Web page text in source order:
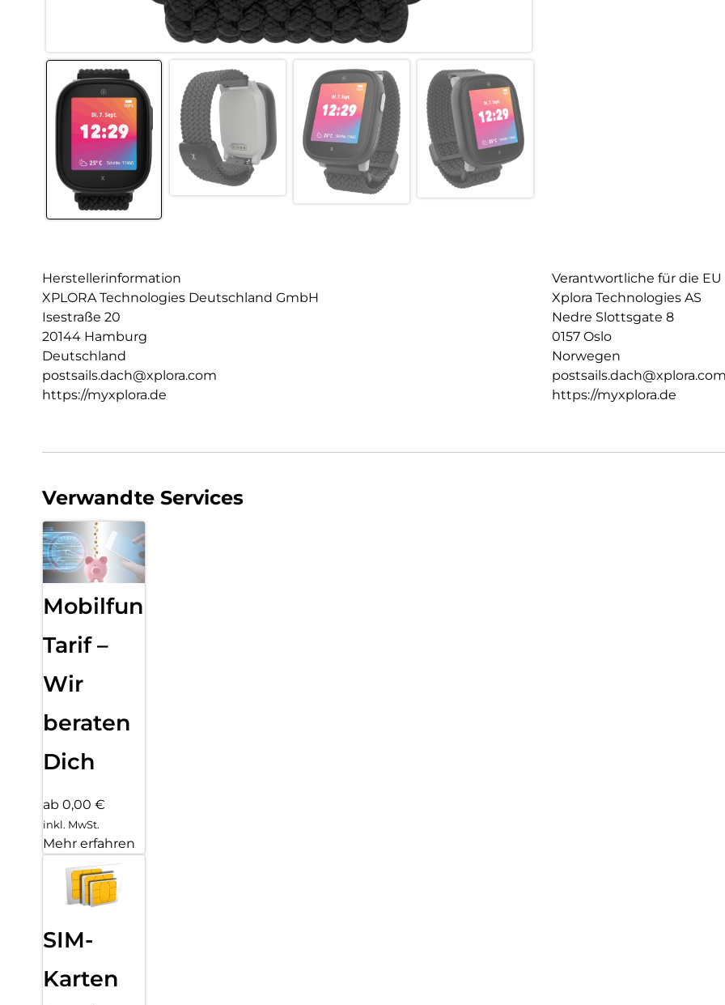
Herstellerinformation
XPLORA Technologies Deutschland GmbH
Isestraße 20
20144 Hamburg
Deutschland
postsails.dach@xplora.com
https://myxplora.de
Verantwortliche für die EU
Xplora Technologies AS
Nedre Slottsgate 8
0157 Oslo
Norwegen
postsails.dach@xplora.com
https://myxplora.de
Verwandte Services
Mobilfunk
Tarif –
Wir
beraten
Dich
ab 0,00 €
inkl. MwSt.
Mehr erfahren
SIM-
Karten